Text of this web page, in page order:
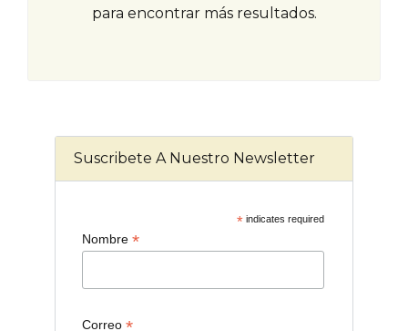
para encontrar más resultados.
Suscribete A Nuestro Newsletter
*indicates required
Nombre *
Correo *